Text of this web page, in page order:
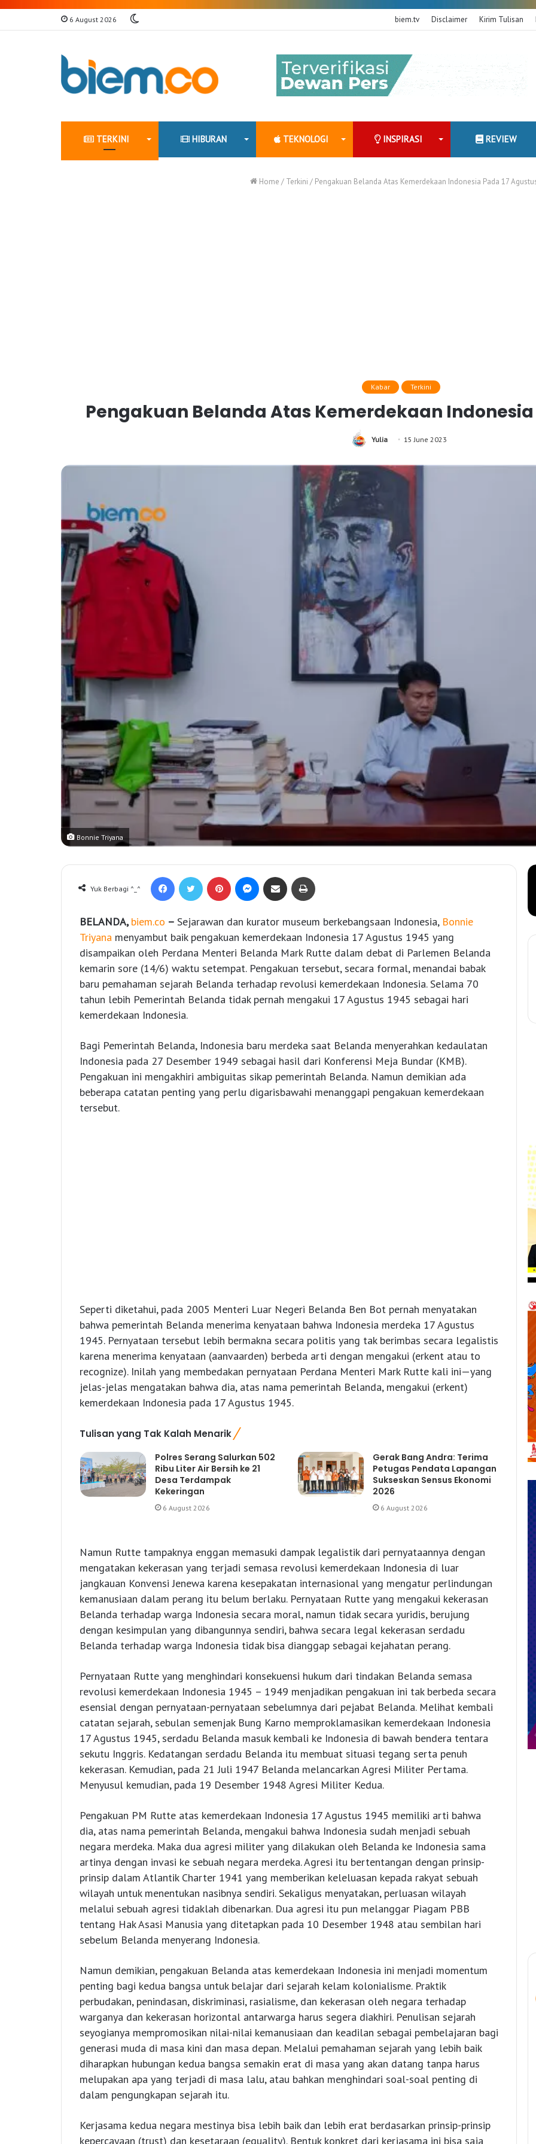
6 August 2026 biem.tv Disclaimer Kirim Tulisan
TERKINI HIBURAN TEKNOLOGI INSPIRASI REVIEW
Home / Terkini / Pengakuan Belanda Atas Kemerdekaan Indonesia Pada 17
Kabar Terkini
Pengakuan Belanda Atas Kemerdekaan Indonesia
Yulia 15 June 2023
Bonnie Triyana
Yuk Berbagi ^_^
BELANDA,biem.co – Sejarawan dan kurator museum berkebangsaan Indonesia, Bonnie
Triyana menyambut baik pengakuan kemerdekaan Indonesia 17 Agustus 1945 yang
disampaikan oleh Perdana Menteri Belanda Mark Rutte dalam debat di Parlemen Belanda
kemarin sore (14/6) waktu setempat. Pengakuan tersebut, secara formal, menandai babak
baru pemahaman sejarah Belanda terhadap revolusi kemerdekaan Indonesia. Selama 70
tahun lebih Pemerintah Belanda tidak pernah mengakui 17 Agustus 1945 sebagai hari
kemerdekaan Indonesia.
Bagi Pemerintah Belanda, Indonesia baru merdeka saat Belanda menyerahkan kedaulatan
Indonesia pada 27 Desember 1949 sebagai hasil dari Konferensi Meja Bundar (KMB).
Pengakuan ini mengakhiri ambiguitas sikap pemerintah Belanda. Namun demikian ada
beberapa catatan penting yang perlu digarisbawahi menanggapi pengakuan kemerdekaan
tersebut.
Seperti diketahui, pada 2005 Menteri Luar Negeri Belanda Ben Bot pernah menyatakan
bahwa pemerintah Belanda menerima kenyataan bahwa Indonesia merdeka 17 Agustus
1945. Pernyataan tersebut lebih bermakna secara politis yang tak berimbas secara legalistis
karena menerima kenyataan (aanvaarden) berbeda arti dengan mengakui (erkent atau to
recognize). Inilah yang membedakan pernyataan Perdana Menteri Mark Rutte kali ini—yang
jelas-jelas mengatakan bahwa dia, atas nama pemerintah Belanda, mengakui (erkent)
kemerdekaan Indonesia pada 17 Agustus 1945.
Tulisan yang Tak Kalah Menarik
Polres Serang Salurkan 502
Ribu Liter Air Bersih ke 21
Desa Terdampak
Kekeringan
6 August 2026
Gerak Bang Andra: Terima
Petugas Pendata Lapangan
Sukseskan Sensus Ekonomi
2026
6 August 2026
Namun Rutte tampaknya enggan memasuki dampak legalistik dari pernyataannya dengan
mengatakan kekerasan yang terjadi semasa revolusi kemerdekaan Indonesia di luar
jangkauan Konvensi Jenewa karena kesepakatan internasional yang mengatur perlindungan
kemanusiaan dalam perang itu belum berlaku. Pernyataan Rutte yang mengakui kekerasan
Belanda terhadap warga Indonesia secara moral, namun tidak secara yuridis, berujung
dengan kesimpulan yang dibangunnya sendiri, bahwa secara legal kekerasan serdadu
Belanda terhadap warga Indonesia tidak bisa dianggap sebagai kejahatan perang.
Pernyataan Rutte yang menghindari konsekuensi hukum dari tindakan Belanda semasa
revolusi kemerdekaan Indonesia 1945 – 1949 menjadikan pengakuan ini tak berbeda secara
esensial dengan pernyataan-pernyataan sebelumnya dari pejabat Belanda. Melihat kembali
catatan sejarah, sebulan semenjak Bung Karno memproklamasikan kemerdekaan Indonesia
17 Agustus 1945, serdadu Belanda masuk kembali ke Indonesia di bawah bendera tentara
sekutu Inggris. Kedatangan serdadu Belanda itu membuat situasi tegang serta penuh
kekerasan. Kemudian, pada 21 Juli 1947 Belanda melancarkan Agresi Militer Pertama.
Menyusul kemudian, pada 19 Desember 1948 Agresi Militer Kedua.
Pengakuan PM Rutte atas kemerdekaan Indonesia 17 Agustus 1945 memiliki arti bahwa
dia, atas nama pemerintah Belanda, mengakui bahwa Indonesia sudah menjadi sebuah
negara merdeka. Maka dua agresi militer yang dilakukan oleh Belanda ke Indonesia sama
artinya dengan invasi ke sebuah negara merdeka. Agresi itu bertentangan dengan prinsip-
prinsip dalam Atlantik Charter 1941 yang memberikan keleluasan kepada rakyat sebuah
wilayah untuk menentukan nasibnya sendiri. Sekaligus menyatakan, perluasan wilayah
melalui sebuah agresi tidaklah dibenarkan. Dua agresi itu pun melanggar Piagam PBB
tentang Hak Asasi Manusia yang ditetapkan pada 10 Desember 1948 atau sembilan hari
sebelum Belanda menyerang Indonesia.
Namun demikian, pengakuan Belanda atas kemerdekaan Indonesia ini menjadi momentum
penting bagi kedua bangsa untuk belajar dari sejarah kelam kolonialisme. Praktik
perbudakan, penindasan, diskriminasi, rasialisme, dan kekerasan oleh negara terhadap
warganya dan kekerasan horizontal antarwarga harus segera diakhiri. Penulisan sejarah
seyogianya mempromosikan nilai-nilai kemanusiaan dan keadilan sebagai pembelajaran bagi
generasi muda di masa kini dan masa depan. Melalui pemahaman sejarah yang lebih baik
diharapkan hubungan kedua bangsa semakin erat di masa yang akan datang tanpa harus
melupakan apa yang terjadi di masa lalu, atau bahkan menghindari soal-soal penting di
dalam pengungkapan sejarah itu.
Kerjasama kedua negara mestinya bisa lebih baik dan lebih erat berdasarkan prinsip-prinsip
kepercayaan (trust) dan kesetaraan (equality). Bentuk konkret dari kerjasama ini bisa saja